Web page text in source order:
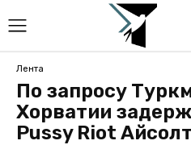
Лента
По запросу
Хорватии
Pussy Riot